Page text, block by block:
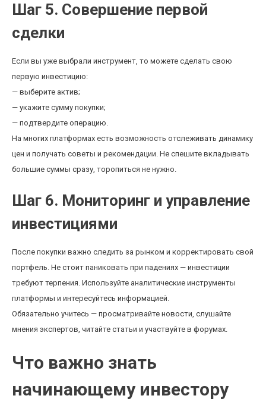
Шаг 5. Совершение первой
сделки
Если вы уже выбрали инструмент, то можете сделать свою
первую инвестицию:
— выберите актив;
— укажите сумму покупки;
— подтвердите операцию.
На многих платформах есть возможность отслеживать динамику
цен и получать советы и рекомендации. Не спешите вкладывать
большие суммы сразу, торопиться не нужно.
Шаг 6. Мониторинг и управление
инвестициями
После покупки важно следить за рынком и корректировать свой
портфель. Не стоит паниковать при падениях — инвестиции
требуют терпения. Используйте аналитические инструменты
платформы и интересуйтесь информацией.
Обязательно учитесь — просматривайте новости, слушайте
мнения экспертов, читайте статьи и участвуйте в форумах.
Что важно знать
начинающему инвестору